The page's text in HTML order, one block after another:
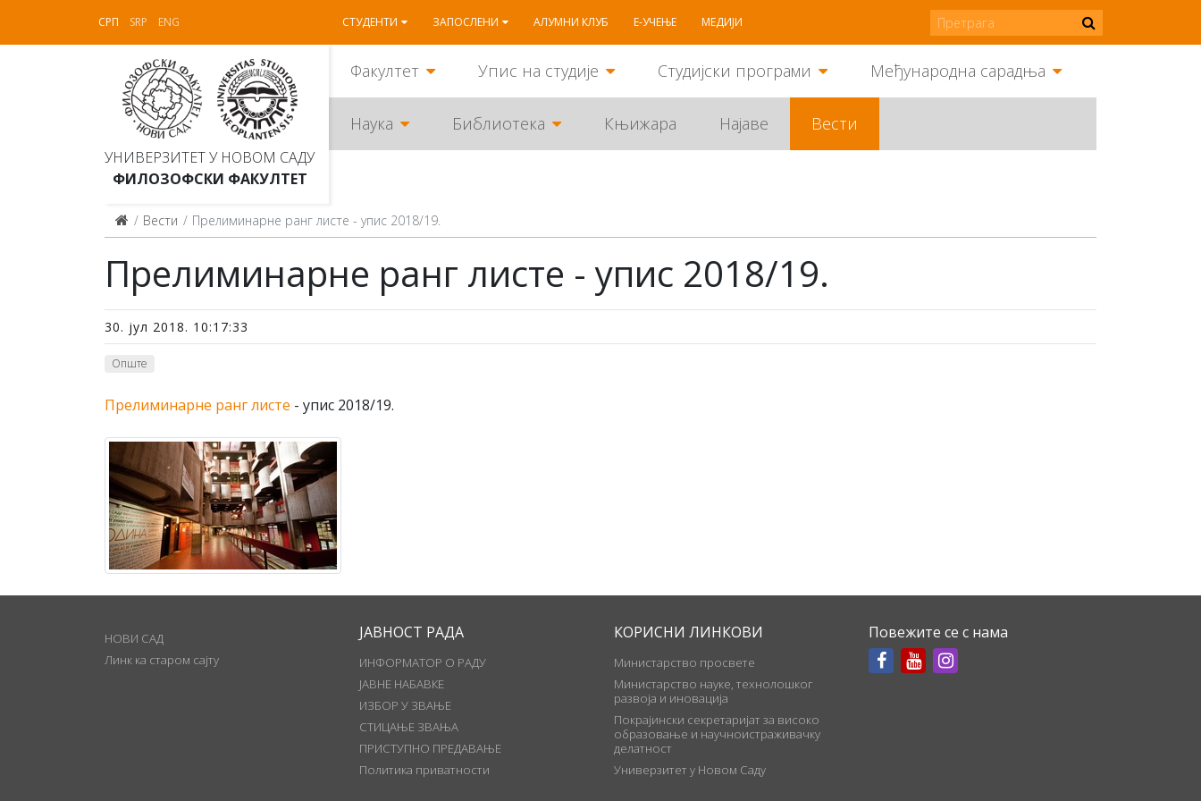
СРП SRP ENG СТУДЕНТИ ЗАПОСЛЕНИ АЛУМНИ КЛУБ Е-УЧЕЊЕ МЕДИЈИ
УНИВЕРЗИТЕТ У НОВОМ САДУ
ФИЛОЗОФСКИ ФАКУЛТЕТ
Факултет Упис на студије Студијски програми Међународна сарадња
Наука Библиотека Књижара Најаве Вести
Вести Прелиминарне ранг листе - упис 2018/19.
Прелиминарне ранг листе - упис 2018/19.
30. јул 2018. 10:17:33
Опште
Прелиминарне ранг листе - упис 2018/19.
НОВИ САД
Линк ка старом сајту
ЈАВНОСТ РАДА
ИНФОРМАТОР О РАДУ
ЈАВНЕ НАБАВКЕ
ИЗБОР У ЗВАЊЕ
СТИЦАЊЕ ЗВАЊА
ПРИСТУПНО ПРЕДАВАЊЕ
Политика приватности
КОРИСНИ ЛИНКОВИ
Министарство просвете
Министарство науке, технолошког
развоја и иновација
Покрајински секретаријат за високо
образовање и научноистраживачку
делатност
Универзитет у Новом Саду
Повежите се с нама